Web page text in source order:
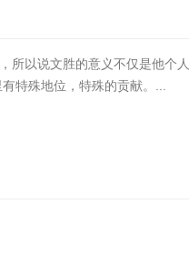
以说文胜的意义不仅是他个人
特殊地位，特殊的贡献。...